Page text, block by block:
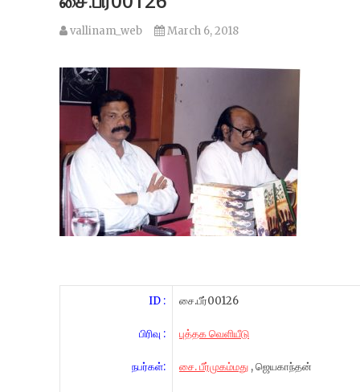
vallinam_web March 6, 2018
ID :
பிரிவு :
நபர்கள்:
சை.பீர்00126
புத்தக வெளியீடு
சை. பீர்முகம்மது , ஜெயகாந்தன்